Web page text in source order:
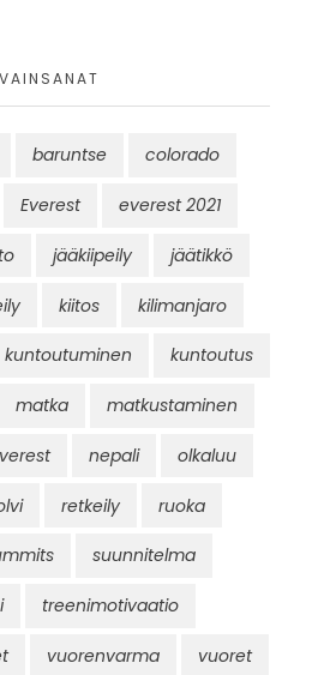
baruntse colorado
Everest everest 2021
jääkiipeily jäätikkö
kiitos kilimanjaro
kuntoutuminen kuntoutus
matka matkustaminen
nepali olkaluu
retkeily ruoka
suunnitelma
treenimotivaatio
vuorenvarma vuoret